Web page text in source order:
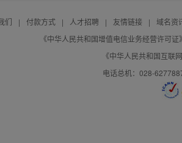
们 | 付款方式 | 人才招聘 | 友情链接 |
域名资
《中华人民共和国增值电信业务经营许可
《中华人民共和国互联
电话总机：028-